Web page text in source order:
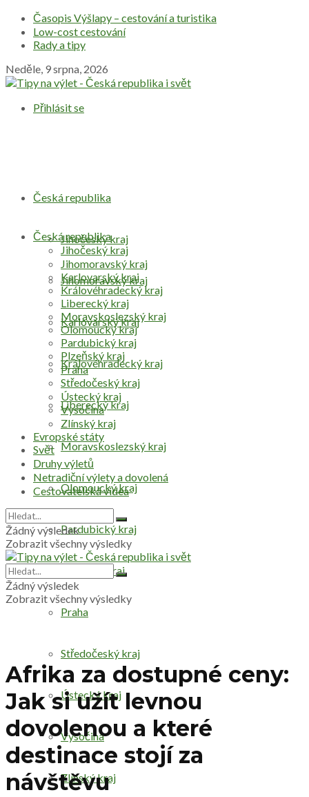
Časopis Výšlapy – cestování a turistika
Low-cost cestování
Rady a tipy
Neděle, 9 srpna, 2026
Přihlásit se
Česká republika
Jihočeský kraj
Jihomoravský kraj
Karlovarský kraj
Královéhradecký kraj
Liberecký kraj
Moravskoslezský kraj
Olomoucký kraj
Pardubický kraj
Plzeňský kraj
Praha
Středočeský kraj
Ústecký kraj
Vysočina
Zlínský kraj
Česká republika
Jihočeský kraj
Jihomoravský kraj
Karlovarský kraj
Královéhradecký kraj
Liberecký kraj
Moravskoslezský kraj
Olomoucký kraj
Pardubický kraj
Plzeňský kraj
Praha
Středočeský kraj
Ústecký kraj
Vysočina
Zlínský kraj
Evropské státy
Svět
Druhy výletů
Netradiční výlety a dovolená
Cestovatelská videa
Žádný výsledek
Zobrazit všechny výsledky
Žádný výsledek
Zobrazit všechny výsledky
Afrika za dostupné ceny:
Jak si užít levnou
dovolenou a které
destinace stojí za
návštěvu